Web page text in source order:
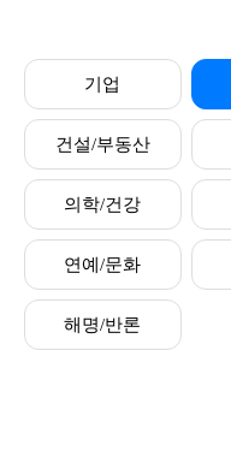
기업
건설/부동산
의학/건강
연예/문화
해명/반론